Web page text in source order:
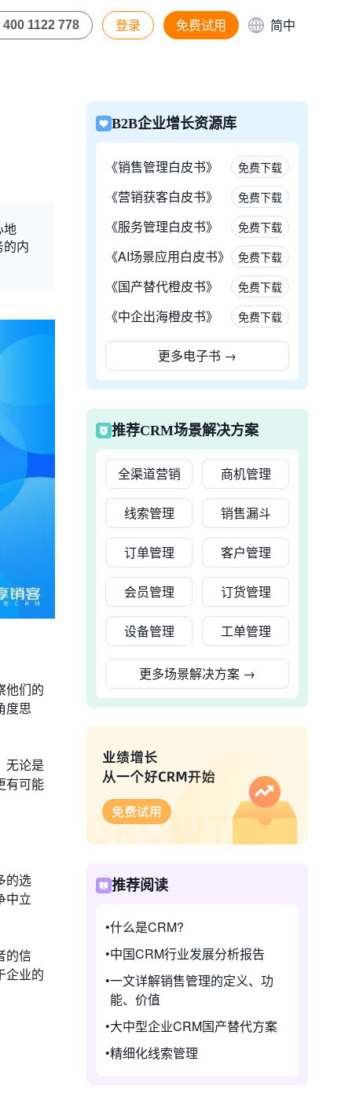
400 1122 778 登录 免费试用 简中
地
内
他们的
度思
无论是
有可能
的选
中立
的信
企业的
B2B企业增长资源库
《销售管理白皮书》 免费下载
《营销获客白皮书》 免费下载
《服务管理白皮书》 免费下载
《AI场景应用白皮书》 免费下载
《国产替代橙皮书》 免费下载
《中企出海橙皮书》 免费下载
更多电子书 →
推荐CRM场景解决方案
全渠道营销 商机管理
线索管理 销售漏斗
订单管理 客户管理
会员管理 订货管理
设备管理 工单管理
更多场景解决方案 →
推荐阅读
什么是CRM?
中国CRM行业发展分析报告
一文详解销售管理的定义、功
能、价值
大中型企业CRM国产替代方案
精细化线索管理